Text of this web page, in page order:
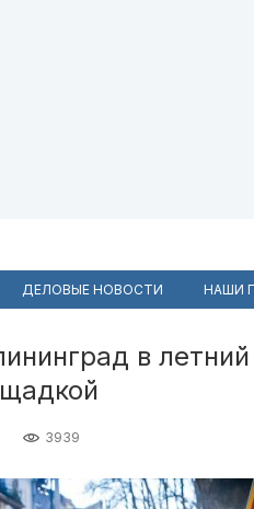
ДЕЛОВЫЕ НОВОСТИ НАШИ
в
3939